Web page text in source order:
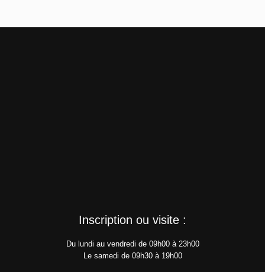
Inscription ou visite :
Du lundi au vendredi de 09h00 à 23h00
Le samedi de 09h30 à 19h00